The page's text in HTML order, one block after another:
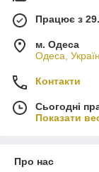
Працює з
м. Одеса
Одеса,
Контакти
Сьогодні
Показати
Про нас